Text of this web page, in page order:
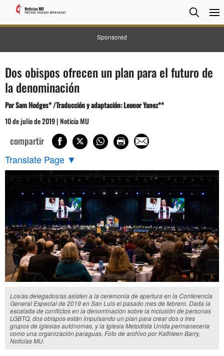
Sponsored
Search
Dos obispos ofrecen un plan para el futuro de
la denominación
Por Sam Hodges* /Traducción y adaptación: Leonor Yanez**
10 de julio de 2019 | Noticia MU
compartir
Translate Page ▼
Los/as delegados/as asisten a la ceremonia de apertura en la Conferencia
General Especial de 2019 en San Luis el pasado mes de febrero. Dada la
escalada de conflictos en la denominación sobre la inclusión de personas
LGBTQ, dos obispos están impulsando un plan para crear dos o tres
grupos de iglesias autónomas, y la Iglesia Metodista Unida permanecería
como una organización paraguas. Foto de archivo por Kathleen Barry,
Noticias MU.